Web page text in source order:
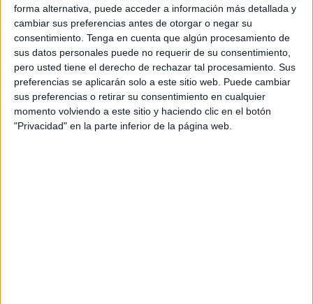
forma alternativa, puede acceder a información más detallada y
cambiar sus preferencias antes de otorgar o negar su
consentimiento. Tenga en cuenta que algún procesamiento de
sus datos personales puede no requerir de su consentimiento,
pero usted tiene el derecho de rechazar tal procesamiento. Sus
preferencias se aplicarán solo a este sitio web. Puede cambiar
sus preferencias o retirar su consentimiento en cualquier
momento volviendo a este sitio y haciendo clic en el botón
"Privacidad" en la parte inferior de la página web.